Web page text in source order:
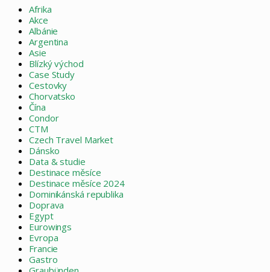
Afrika
Akce
Albánie
Argentina
Asie
Blízký východ
Case Study
Cestovky
Chorvatsko
Čína
Condor
CTM
Czech Travel Market
Dánsko
Data & studie
Destinace měsíce
Destinace měsíce 2024
Dominikánská republika
Doprava
Egypt
Eurowings
Evropa
Francie
Gastro